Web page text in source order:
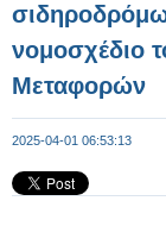
νομοσχέδιο
Μεταφορών
2025-04-01 06:53:13